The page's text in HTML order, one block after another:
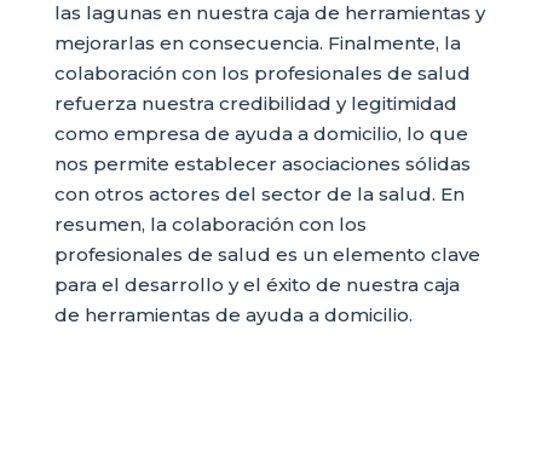
las lagunas en nuestra caja de herramientas y
mejorarlas en consecuencia. Finalmente, la
colaboración con los profesionales de salud
refuerza nuestra credibilidad y legitimidad
como empresa de ayuda a domicilio, lo que
nos permite establecer asociaciones sólidas
con otros actores del sector de la salud. En
resumen, la colaboración con los
profesionales de salud es un elemento clave
para el desarrollo y el éxito de nuestra caja
de herramientas de ayuda a domicilio.